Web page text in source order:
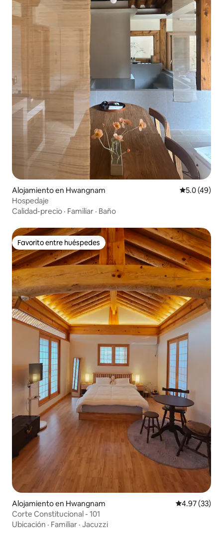
Alojamiento en Hwangnam Calificación
5.0 (49)
Hospedaje
Calidad-precio · Familiar · Baño
Favorito entre huéspedes
Favorito entre huéspedes
Alojamiento en Hwangnam Calificación
4.97 (33)
Corte Constitucional - 101
Ubicación · Familiar · Jacuzzi